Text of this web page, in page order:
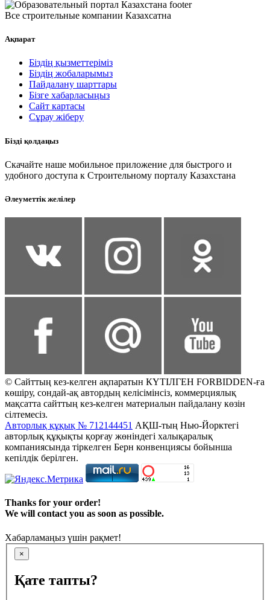
Все строительные компании Казахсатна
Ақпарат
Біздің қызметтеріміз
Біздің жобаларымыз
Пайдалану шарттары
Бізге хабарласыңыз
Сайт картасы
Сұрау жіберу
Бізді қолдаңыз
Скачайте наше мобильное приложение для быстрого и
удобного доступа к Строительному порталу Казахстана
Әлеуметтік желілер
© Сайттың кез-келген ақпаратын КҮТІЛГЕН FORBIDDEN-ға
көшіру, сондай-ақ автордың келісімінсіз, коммерциялық
мақсатта сайттың кез-келген материалын пайдалану көзін
сілтемесіз.
Авторлық құқық № 712144451 АҚШ-тың Нью-Йорктегі
авторлық құқықты қорғау жөніндегі халықаралық
компаниясында тіркелген Берн конвенциясы бойынша
кепілдік берілген.
Thanks for your order!
We will contact you as soon as possible.
Хабарламаңыз үшін рақмет!
×
Қате тапты?